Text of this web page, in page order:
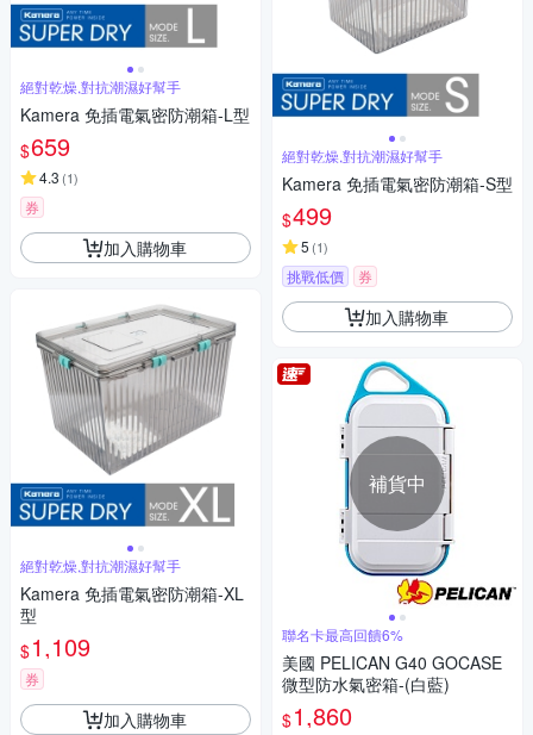
絕對乾燥,對抗潮濕好幫手
Kamera 免插電氣密防潮箱-L型
$659
4.3 (1)
券
加入購物車
絕對乾燥,對抗潮濕好幫手
Kamera 免插電氣密防潮箱-XL
型
$1,109
券
加入購物車
絕對乾燥,對抗潮濕好幫手
Kamera 免插電氣密防潮箱-S型
$499
5 (1)
挑戰低價 券
加入購物車
補貨中
聯名卡最高回饋6%
美國 PELICAN G40 GOCASE
微型防水氣密箱-(白藍)
$1,860